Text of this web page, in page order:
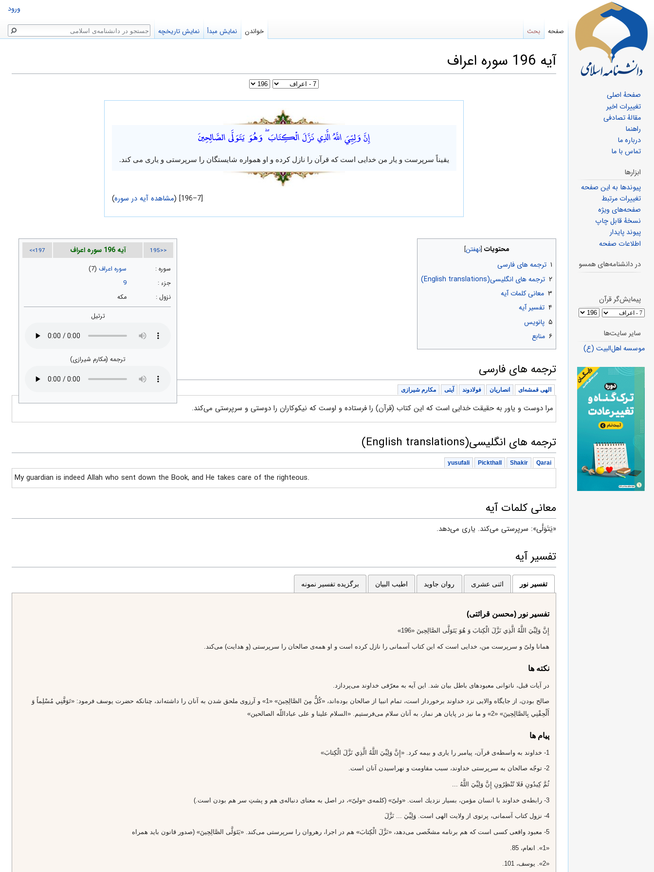
آیه 196 سوره اعراف
إِنَّ وَلِيِّيَ اللَّهُ الَّذِي نَزَّلَ الْكِتَابَ ۖ وَهُوَ يَتَوَلَّى الصَّالِحِينَ
یقیناً سرپرست و یار من خدایی است که قرآن را نازل کرده و او همواره شایستگان را سرپرستی و یاری می کند.
[7–196] ( مشاهده آیه در سوره)
<<195 آیه 196 سوره اعراف 197>>
سوره : سوره اعراف (7)
جزء :
9
نزول :
مکه
ترتیل
ترجمه (مکارم شیرازی)
محتویات
۱ ترجمه های فارسی
۲ ترجمه های انگلیسی(English translations)
۳ معانی کلمات آیه
۴ تفسیر آیه
۵ پانویس
۶ منابع
ترجمه های فارسی
الهی قمشه‌ای انصاریان فولادوند آیتی مکارم شیرازی
مرا دوست و یاور به حقیقت خدایی است که این کتاب (قرآن) را فرستاده و اوست که نیکوکاران را دوستی و سرپرستی می‌کند.
ترجمه های انگلیسی(English translations)
Qarai
Shakir
Pickthall
yusufali
My guardian is indeed Allah who sent down the Book, and He takes care of the righteous.
معانی کلمات آیه
«یَتَوَلَّی»: سرپرستی می‌کند. یاری می‌دهد.
تفسیر آیه
تفسیر نور اثنی عشری روان جاوید اطیب البیان برگزیده تفسیر نمونه
تفسیر نور (محسن قرائتی)
إِنَّ وَلِيِّيَ اللَّهُ الَّذِي نَزَّلَ الْكِتابَ وَ هُوَ يَتَوَلَّى الصَّالِحِينَ «196»
همانا ولىّ و سرپرست من، خدايى است كه اين كتاب آسمانى را نازل كرده است و او همه‌ى صالحان را سرپرستى (و هدايت) مى‌كند.
نکته ها
در آيات قبل، ناتوانى معبودهاى باطل بيان شد. اين آيه به معرّفى خداوند مى‌پردازد.
صالح بودن، از جايگاه والايى نزد خداوند برخوردار است، تمام انبيا از صالحان بوده‌اند، «كُلٌّ مِنَ الصَّالِحِينَ» «1» و آرزوى ملحق شدن به آنان را داشته‌اند، چنانكه حضرت يوسف فرمود: «تَوَفَّنِي مُسْلِماً وَ
أَلْحِقْنِي بِالصَّالِحِينَ» «2» و ما نيز در پايان هر نماز، به آنان سلام مى‌فرستيم. «السلام علينا و على عباداللّه الصالحين»
پیام ها
1- خداوند به واسطه‌ى قرآن، پيامبر را يارى و بيمه كرد. «إِنَّ وَلِيِّيَ اللَّهُ الَّذِي نَزَّلَ الْكِتابَ»
2- توجّه صالحان به سرپرستى خداوند، سبب مقاومت و نهراسيدن آنان است.
ثُمَّ كِيدُونِ فَلا تُنْظِرُونِ إِنَّ وَلِيِّيَ اللَّهُ‌ ...
3- رابطه‌ى خداوند با انسان مؤمن، بسيار نزديك است. «ولىّ» (كلمه‌ى «ولىّ»، در اصل به معناى دنباله‌ى هم و پشتِ سر هم بودن است.)
4- نزول كتاب آسمانى، پرتوى از ولايت الهى است. وَلِيِّيَ‌ ... نَزَّلَ‌
5- معبود واقعى كسى است كه هم برنامه مشخّصى مى‌دهد، «نَزَّلَ الْكِتابَ» هم در اجرا، رهروان را سرپرستى مى‌كند. «يَتَوَلَّى الصَّالِحِينَ» (صدور قانون بايد همراه‌
«1». انعام، 85.
«2». يوسف، 101.
ورود
صفحه بحث خواندن نمایش مبدأ نمایش تاریخچه جستجو
صفحهٔ اصلی
تغییرات اخیر
مقالهٔ تصادفی
راهنما
درباره ما
تماس با ما
ابزارها
پیوندها به این صفحه
تغییرات مرتبط
صفحه‌های ویژه
نسخهٔ قابل چاپ
پیوند پایدار
اطلاعات صفحه
در دانشنامه‌های همسو
پیمایش‌گر قرآن
سایر سایت‌ها
موسسه اهل‌البیت (ع)